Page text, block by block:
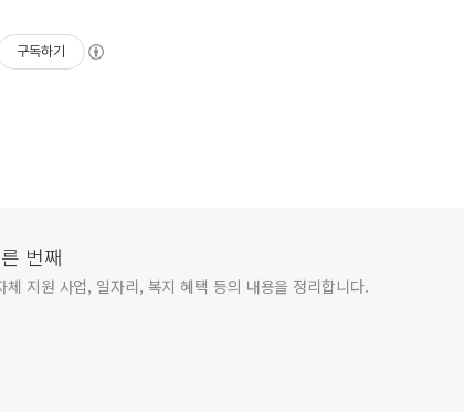
구독하기
번째
체 지원 사업, 일자리, 복지 혜택 등의 내용을 정리합니다.